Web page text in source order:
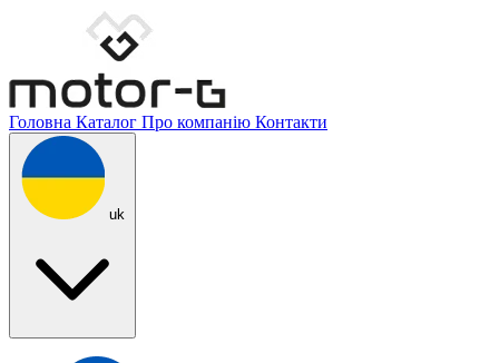
Головна Каталог Про компанію Контакти
uk